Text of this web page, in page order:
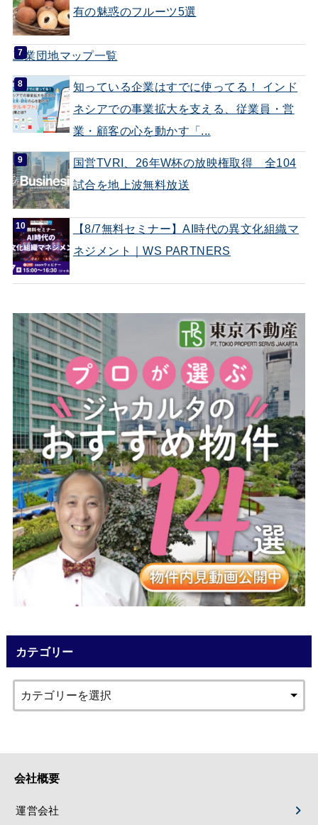
有の魅惑のフルーツ5選
工業団地マップ一覧
知っている企業はすでに使ってる！ インド
ネシアでの事業拡大を支える、従業員・営
業・顧客の心を動かす「...
国営TVRI、26年W杯の放映権取得 全104
試合を地上波無料放送
【8/7無料セミナー】AI時代の異文化組織マ
ネジメント｜WS PARTNERS
カテゴリー
会社概要
運営会社